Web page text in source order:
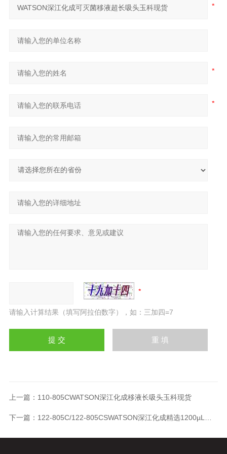
请输入计算结果（填写阿拉伯数字），如：三加四=7
上一篇： 110-805CWATSON深江化成移液长吸头玉科现货
下一篇： 122-805C/122-805CSWATSON深江化成精选1200µL移液超长吸头